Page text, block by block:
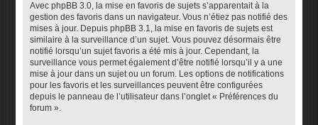
Avec phpBB 3.0, la mise en favoris de sujets s’apparentait à la
gestion des favoris dans un navigateur. Vous n’étiez pas notifié des
mises à jour. Depuis phpBB 3.1, la mise en favoris de sujets est
similaire à la surveillance d’un sujet. Vous pouvez désormais être
notifié lorsqu’un sujet favoris a été mis à jour. Cependant, la
surveillance vous permet également d’être notifié lorsqu’il y a une
mise à jour dans un sujet ou un forum. Les options de notifications
pour les favoris et les surveillances peuvent être configurées
depuis le panneau de l’utilisateur dans l’onglet « Préférences du
forum ».